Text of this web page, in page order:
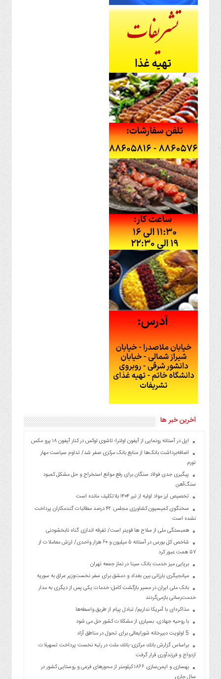
آخرین خبر ها
اپل در آستانه رونمایی از آیفون اولترا؛ تاشوی لوکس در کنار آیفون ۱۸ پرو مکس
اضافه‌برداشت بانک‌ها از منابع بانک مرکزی صفر شد/ تداوم سیاست مهار
تورم
پیگیری جدی فولاد سنگان برای رفع موانع استخراج و حل مشکل کمبود
سنگ‌آهن
تخصیص ارز مواد اولیه از تیر ۱۴۰۴ بلاتکلیف مانده است
سخنگوی کمیسیون کشاورزی مجلس: ۴۲ درصد مطالبات گندمکاران پرداخت
نشده است
همبستگی ملی از سلاح ها قویتر است/ تفرقه اندازی گناه نابخشودنی
شاخص کل بورس در آستانه ۵ میلیون و ۶۰ هزار واحدی/ ارزش معاملات از
۵۷ همت عبور کرد
برپایی میز خدمت بانک سینا در نماز جمعه تهران
میانجیگری بارزانی بین بغداد و دمشق برای سفر نخست‌وزیر عراق به سوریه
بانک ملی ایران در مسیر بازگشت کامل؛ خدمات یکی پس از دیگری به مدار
خدمت‌رسانی بازمی‌گردند
مذاکره‌ای با آمریکا نداریم/ تبادل پیام از طریق واسطه‌ها
با روحیه جهادی، بسیاری از مشکلات کشور حل می شود
5 اولویت دبیرخانه شورایعالی برای تحول در مناطق آزاد
براساس گزارش بانك مركزی؛ بانك ملت در رتبه نخست پرداخت تسهیلات
ازدواج و فرزندآوری قرار گرفت
بهسازی و ایمن‌سازی ۱۸۶۶ کیلومتر از محورهای فرعی و روستایی کشور در
سال جاری